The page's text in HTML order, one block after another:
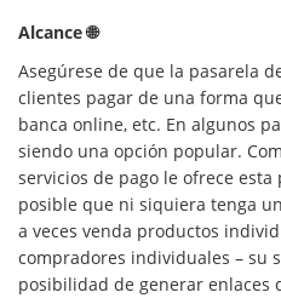
Alcance 🌐
Asegúrese de que la pasarela
clientes pagar de una forma
banca online, etc. En algunos
siendo una opción popular.
servicios de pago le ofrece esta
posible que ni siquiera tenga
a veces venda productos
compradores individuales – su
posibilidad de generar enlaces